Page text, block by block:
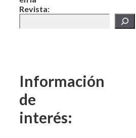
Revista:
Información
de
interés: